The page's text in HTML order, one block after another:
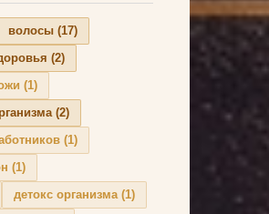
волосы (17)
(2)
(1)
(2)
(1)
(1)
детокс организма(1)